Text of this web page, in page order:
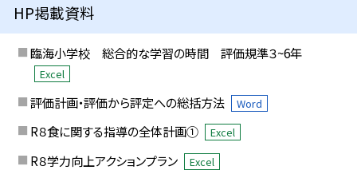
HP掲載資料
臨海小学校 総合的な学習の時間 評価規準３~6年
Excel
評価計画・評価から評定への総括方法 Word
R８食に関する指導の全体計画① Excel
R８学力向上アクションプラン Excel